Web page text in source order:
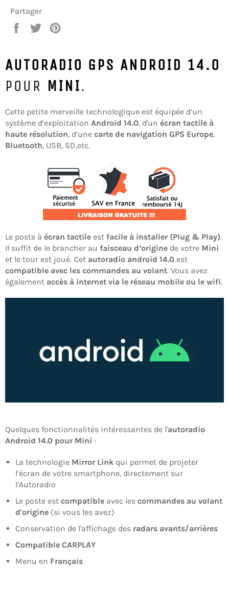
Partager
PartagerTweeter
AUTORADIO GPS ANDROID 14.0
POUR MINI.
Cette petite merveille technologique est équipée d’un
système d’exploitation Android 14.0, d'un écran tactile à
haute résolution, d’une carte de navigation GPS Europe,
Bluetooth, USB, SD,etc.
Le poste à écran tactile est facile à installer (Plug & Play).
Il suffit de le brancher au faisceau d’origine de votre Mini
et le tour est joué. Cet autoradio android 14.0 est
compatible avec les commandes au volant. Vous avez
également accès à internet via le réseau mobile ou le wifi.
Quelques fonctionnalités intéressantes de l'autoradio
Android 14.0 pour Mini :
La technologie Mirror Link qui permet de projeter
l’écran de votre smartphone, directement sur
l’Autoradio
Le poste est compatible avec les commandes au volant
d'origine (si vous les avez)
Conservation de l'affichage des radars avants/arrières
Compatible CARPLAY
Menu en Français